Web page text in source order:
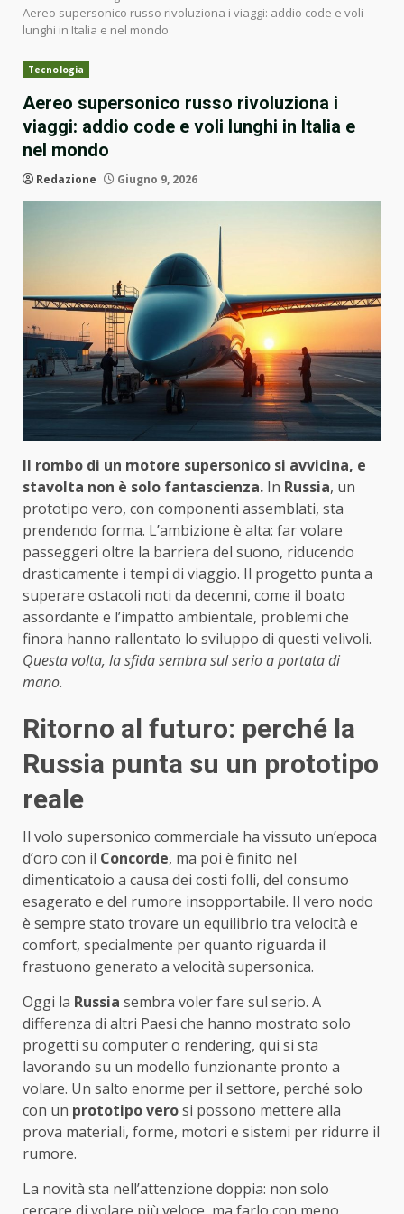
Aereo supersonico russo rivoluziona i viaggi: addio code e voli
lunghi in Italia e nel mondo
Tecnologia
Aereo supersonico russo rivoluziona i
viaggi: addio code e voli lunghi in Italia e
nel mondo
Redazione Giugno 9, 2026
Il rombo di un motore supersonico si avvicina, e
stavolta non è solo fantascienza. In Russia, un
prototipo vero, con componenti assemblati, sta
prendendo forma. L’ambizione è alta: far volare
passeggeri oltre la barriera del suono, riducendo
drasticamente i tempi di viaggio. Il progetto punta a
superare ostacoli noti da decenni, come il boato
assordante e l’impatto ambientale, problemi che
finora hanno rallentato lo sviluppo di questi velivoli.
Questa volta, la sfida sembra sul serio a portata di
mano.
Ritorno al futuro: perché la
Russia punta su un prototipo
reale
Il volo supersonico commerciale ha vissuto un’epoca
d’oro con il Concorde, ma poi è finito nel
dimenticatoio a causa dei costi folli, del consumo
esagerato e del rumore insopportabile. Il vero nodo
è sempre stato trovare un equilibrio tra velocità e
comfort, specialmente per quanto riguarda il
frastuono generato a velocità supersonica.
Oggi la Russia sembra voler fare sul serio. A
differenza di altri Paesi che hanno mostrato solo
progetti su computer o rendering, qui si sta
lavorando su un modello funzionante pronto a
volare. Un salto enorme per il settore, perché solo
con un prototipo verosi possono mettere alla
prova materiali, forme, motori e sistemi per ridurre il
rumore.
La novità sta nell’attenzione doppia: non solo